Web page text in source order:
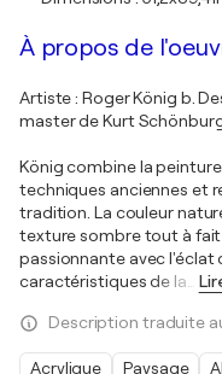
À propos de
Artiste : Roger König b.
master de Kurt
König combine la
techniques anciennes et
tradition. La couleur
texture sombre tout à
passionnante avec l'éclat
caractéristiques de la…
Description traduite
Acrylique Paysage